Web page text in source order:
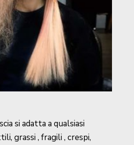
si adatta a qualsiasi
grassi , fragili , crespi,